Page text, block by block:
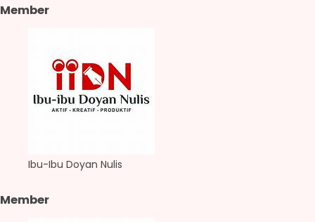
Member
Ibu-Ibu Doyan Nulis
Member